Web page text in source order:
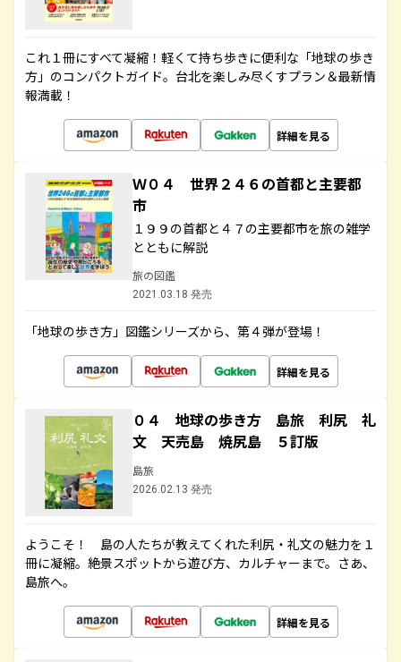
これ１冊にすべて凝縮！軽くて持ち歩きに便利な「地球の歩き
方」のコンパクトガイド。台北を楽しみ尽くすプラン＆最新情
報満載！
詳細を見る
Ｗ０４ 世界２４６の首都と主要都
市
１９９の首都と４７の主要都市を旅の雑学
とともに解説
旅の図鑑
2021.03.18 発売
「地球の歩き方」図鑑シリーズから、第４弾が登場！
詳細を見る
０４ 地球の歩き方 島旅 利尻 礼
文 天売島 焼尻島 ５訂版
島旅
2026.02.13 発売
ようこそ！ 島の人たちが教えてくれた利尻・礼文の魅力を１
冊に凝縮。絶景スポットから遊び方、カルチャーまで。さあ、
島旅へ。
詳細を見る